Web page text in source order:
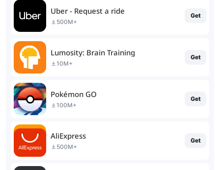
Uber - Request a ride
500M+
Get
Lumosity: Brain Training
10M+
Get
Pokémon GO
100M+
Get
AliExpress
500M+
Get